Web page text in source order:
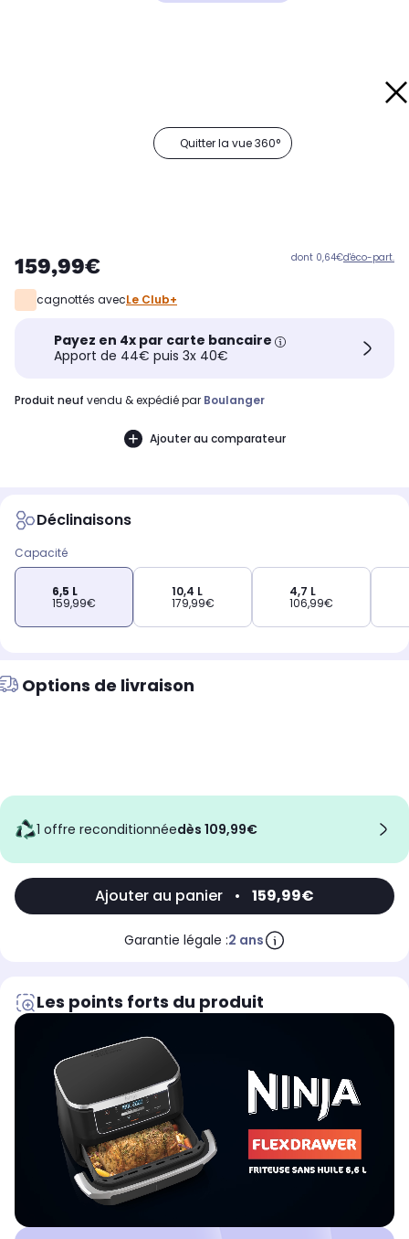
Quitter la vue 360°
159,99€ dont 0,64€d'éco-part.
cagnottés avecLe Club+
Payez en 4x par carte bancaire
Apport de 44€ puis 3x 40€
produit neuf vendu & expédié par Boulanger
Ajouter au comparateur
Déclinaisons
Capacité
6,5 L
159,99€
10,4 L
179,99€
4,7 L
106,99€
Options de livraison
1 offre reconditionnée dès 109,99€
Ajouter au panier • 159,99€
Garantie légale :2 ans
Les points forts du produit